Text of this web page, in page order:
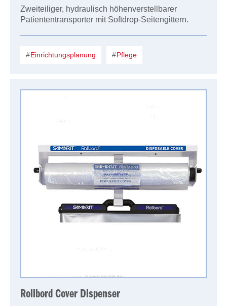
Zweiteiliger, hydraulisch höhenverstellbarer
Patiententransporter mit Softdrop-Seitengittern.
Einrichtungsplanung Pflege
Rollbord Cover Dispenser